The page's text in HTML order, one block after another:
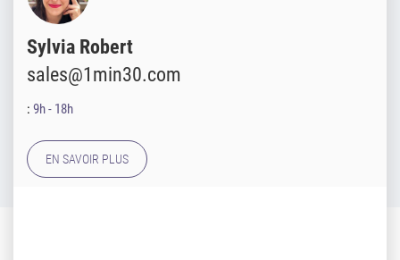
Sylvia Robert
sales@1min30.com
: 9h - 18h
EN SAVOIR PLUS